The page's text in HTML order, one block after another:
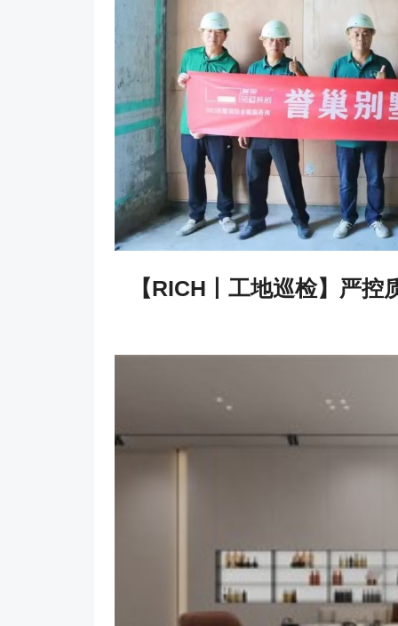
【RICH丨工地巡检】严控